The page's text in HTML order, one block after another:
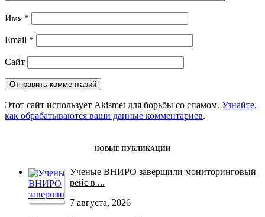
Имя *
Email *
Сайт
Этот сайт использует Akismet для борьбы со спамом. Узнайте,
как обрабатываются ваши данные комментариев.
НОВЫЕ ПУБЛИКАЦИИ
Ученые ВНИРО завершили мониторинговый
рейс в ...
7 августа, 2026